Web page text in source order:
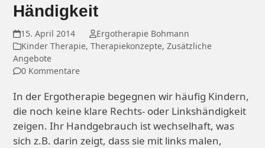
Händigkeit
15. April 2014
Ergotherapie Bohmann
Kinder Therapie,Therapiekonzepte,Zusätzliche
Angebote
0 Kommentare
In der Ergotherapie begegnen wir häufig Kindern,
die noch keine klare Rechts- oder Linkshändigkeit
zeigen. Ihr Handgebrauch ist wechselhaft, was
sich z.B. darin zeigt, dass sie mit links malen,